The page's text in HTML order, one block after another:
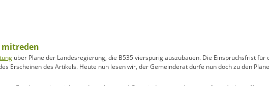
mitreden
über Pläne der Landesregierung, die B535 vierspurig auszubauen. Die Einspruchsfrist für
Erscheinen des Artikels. Heute nun lesen wir, der Gemeinderat dürfe nun doch zu den